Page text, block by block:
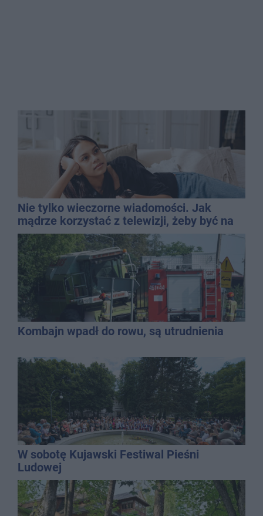
Nie tylko wieczorne wiadomości. Jak
mądrze korzystać z telewizji, żeby być na
bieżąco, ale nie żyć w informacyjnym
chaosie?
Kombajn wpadł do rowu, są utrudnienia
W sobotę Kujawski Festiwal Pieśni
Ludowej